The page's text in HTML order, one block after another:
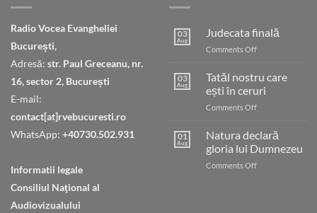
Radio Vocea Evangheliei
București,
Adresă: str. Paul Greceanu, nr.
16, sector 2, București
E-mail:
contact[at]rvebucuresti.ro
WhatsApp: +40730.502.931
Informatii legale
Consiliul Naţional al
Audiovizualului
03
Aug
Judecata finală
Comments Offon
03
Aug
Tatăl nostru care
ești în ceruri
Comments Offon
nostru
care
ești
în
01
Aug
Natura declară
gloria lui Dumnezeu
Comments Offon